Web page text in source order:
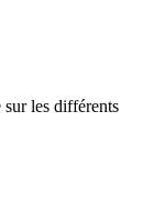
les différents